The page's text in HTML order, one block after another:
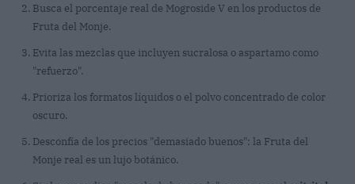
Busca el porcentaje real de Mogroside V en los productos de
Fruta del Monje.
Evita las mezclas que incluyen sucralosa o aspartamo como
"refuerzo".
Prioriza los formatos líquidos o el polvo concentrado de color
oscuro.
Desconfía de los precios "demasiado buenos": la Fruta del
Monje real es un lujo botánico.